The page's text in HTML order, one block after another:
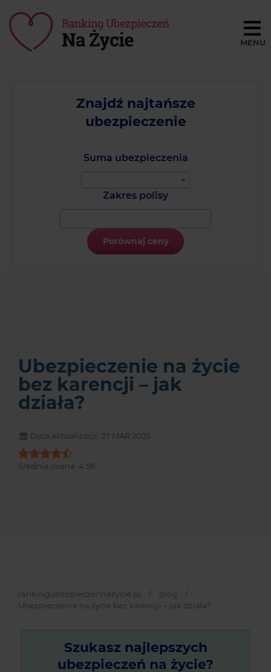
SŁOWNIK
O NAS
Suma ubezpieczenia
Zakres polisy
Porównaj ceny
Znajdź najtańsze
ubezpieczenie
Ubezpieczenie na życie
bez karencji – jak
działa?
Data aktualizacji: 27 MAR 2025
Średnia ocena: 4.58
rankingubezpieczennazycie.pl / blog
/
Ubezpieczenie na życie bez karencji – jak działa?
Szukasz najlepszych
ubezpieczeń na życie?